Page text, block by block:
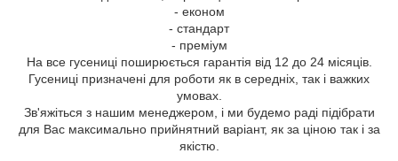
- економ
- стандарт
- преміум
На все гусениці поширюється гарантія від 12 до 24 місяців.
Гусениці призначені для роботи як в середніх, так і важких
умовах.
Зв'яжіться з нашим менеджером, і ми будемо раді підібрати
для Вас максимально прийнятний варіант, як за ціною так і за
якістю.